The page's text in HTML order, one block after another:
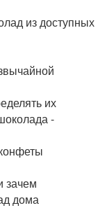
из доступных
их
-
зачем
дома